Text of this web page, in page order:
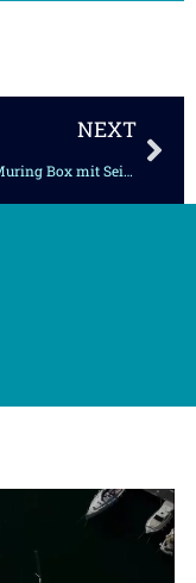
NEXT
Anlegen Muring Box mit Seitenwind – Clip1